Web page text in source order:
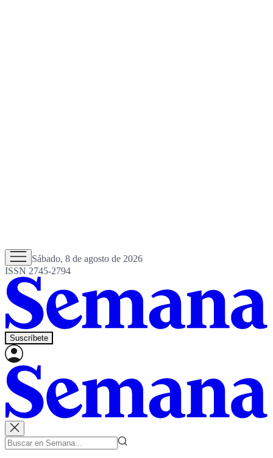
Sábado, 8 de agosto de 2026
ISSN 2745-2794
Suscríbete